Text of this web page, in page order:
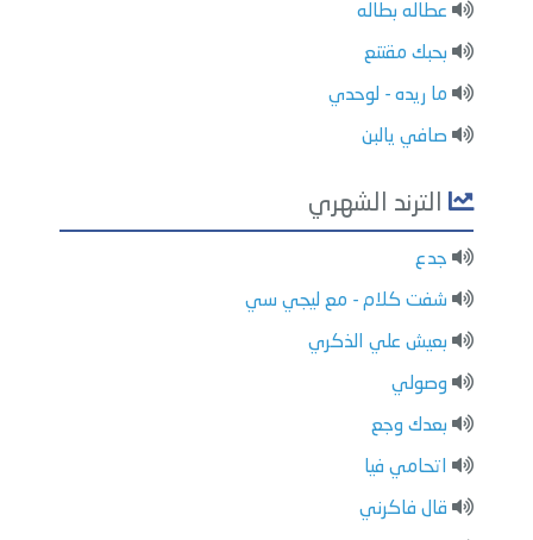
عطاله بطاله
بحبك مقتنع
ما ريده - لوحدي
صافي يالبن
الترند الشهري
جدع
شفت كلام - مع ليجي سي
بعيش علي الذكري
وصولي
بعدك وجع
اتحامي فيا
قال فاكرني